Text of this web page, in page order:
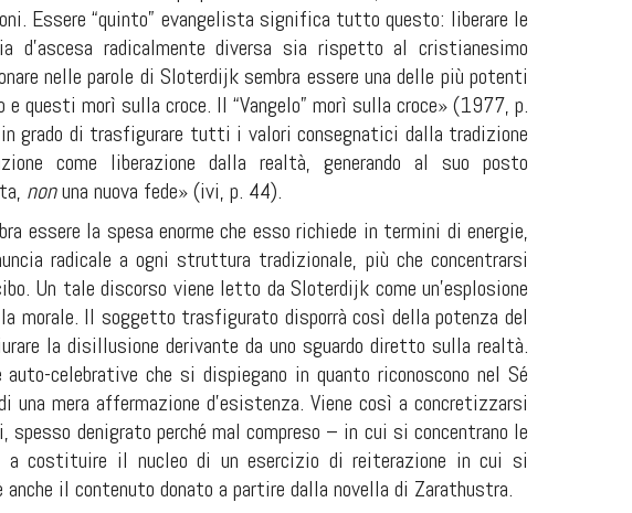
Essere “quinto” evangelista significa tutto questo: liberare le
d’ascesa radicalmente diversa sia rispetto al cristianesimo
nelle parole di Sloterdijk sembra essere una delle più potenti
morì sulla croce. Il “Vangelo” morì sulla croce» (1977, p.
grado di trasfigurare tutti i valori consegnatici dalla tradizione
come liberazione dalla realtà, generando al suo posto
nonuna nuova fede» (ivi, p. 44).
essere la spesa enorme che esso richiede in termini di energie,
radicale a ogni struttura tradizionale, più che concentrarsi
Un tale discorso viene letto da Sloterdijk come un’esplosione
morale. Il soggetto trasfigurato disporrà così della potenza del
la disillusione derivante da uno sguardo diretto sulla realtà.
celebrative che si dispiegano in quanto riconoscono nel Sé
mera affermazione d’esistenza. Viene così a concretizzarsi
denigrato perché mal compreso – in cui si concentrano le
a costituire il nucleo di un esercizio di reiterazione in cui si
il contenuto donato a partire dalla novella di Zarathustra.